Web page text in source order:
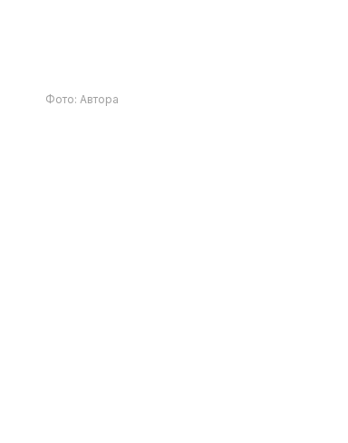
Фото: Автора